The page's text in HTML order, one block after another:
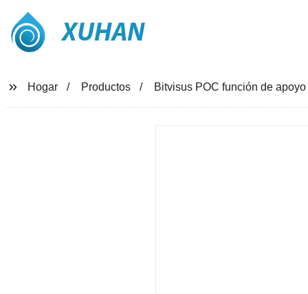
XUHAN
Hogar Productos Bitvisus POC función de